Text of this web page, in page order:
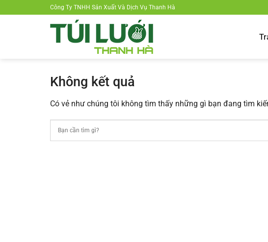
đến
Công Ty TNHH Sản Xuất Và Dịch Vụ Thanh Hà
Không kết quả
Có vẻ như chúng tôi không tìm thấy những gì bạn đang tìm